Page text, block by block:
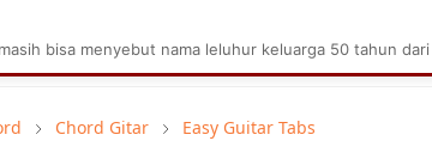
Sinaga Aplikasi Pabrik Kelapa
Chord Gitar Easy Guitar Tabs
bisa menyebut nama leluhur keluarga 50 tahun